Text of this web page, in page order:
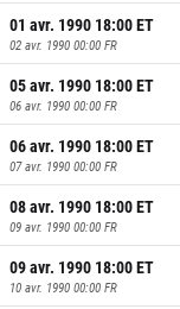
01 avr. 1990 18:00ET
02 avr. 1990 00:00 FR
05 avr. 1990 18:00ET
06 avr. 1990 00:00 FR
06 avr. 1990 18:00ET
07 avr. 1990 00:00 FR
08 avr. 1990 18:00ET
09 avr. 1990 00:00 FR
09 avr. 1990 18:00ET
10 avr. 1990 00:00 FR